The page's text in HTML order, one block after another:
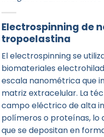
Electrospinning de
tropoelastina
Elelectrospinningse
biomateriales
escala nanométrica que
matriz extracelular. La
campo eléctrico de alta
polímeros o proteínas, lo
que se depositan en